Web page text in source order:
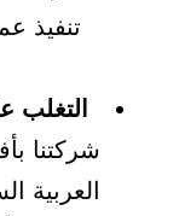
تنفيذ
التغلب
شركتنا
العربية